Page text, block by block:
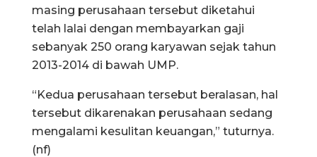
masing perusahaan tersebut diketahui
telah lalai dengan membayarkan gaji
sebanyak 250 orang karyawan sejak tahun
2013-2014 di bawah UMP.
“Kedua perusahaan tersebut beralasan, hal
tersebut dikarenakan perusahaan sedang
mengalami kesulitan keuangan,” tuturnya.
(nf)